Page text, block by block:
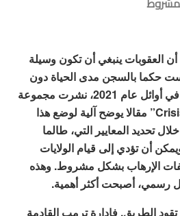
العقوبات ينبغي أن تكون وسيلة
حكما بالسجن مدى الحياة دون
إمكانية للإفراج المشروط. في أوائل عام 2021، نشرت مجموعة
الأزمات الدولية “Crisis Group” مقالا يوضح آلية لوضع هذا
تحديد المعايير التي، طالما
أن تؤدي إلى قيام الولايات
الإرهاب بشكل مشروط. وهذه
رسمي، أصبحت أكثر أهمية.
الطريق. فإدارة ترمب القادمة